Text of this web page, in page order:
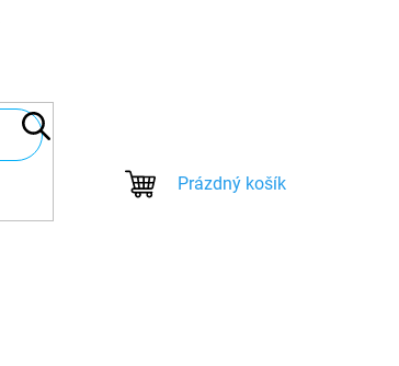
NÁKUPNÍ
Prázdný košík